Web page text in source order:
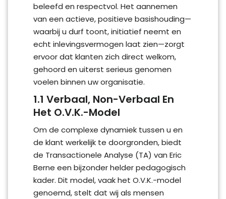
beleefd en respectvol. Het aannemen
van een actieve, positieve basishouding—
waarbij u durf toont, initiatief neemt en
echt inlevingsvermogen laat zien—zorgt
ervoor dat klanten zich direct welkom,
gehoord en uiterst serieus genomen
voelen binnen uw organisatie.
1.1 Verbaal, Non-Verbaal En
Het O.V.K.-Model
Om de complexe dynamiek tussen u en
de klant werkelijk te doorgronden, biedt
de Transactionele Analyse (TA) van Eric
Berne een bijzonder helder pedagogisch
kader. Dit model, vaak het O.V.K.-model
genoemd, stelt dat wij als mensen